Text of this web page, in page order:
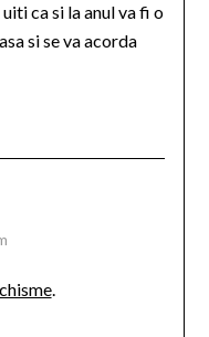
ca si la anul va fi o
si se va acorda
.